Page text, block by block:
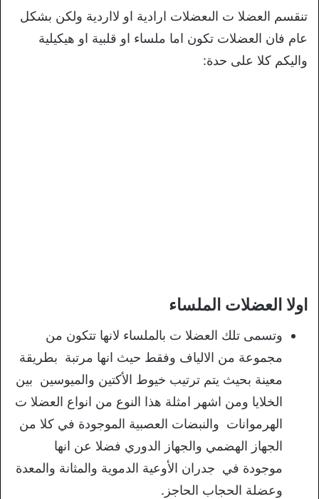
تنقسم العضلا ت الىعضلات ارادية او لااردية ولكن بشكل
عام فان العضلات تكون اما ملساء او قلبية او هيكيلية
واليكم كلا على حدة:
اولا العضلات الملساء
وتسمى تلك العضلا ت بالملساء لانها تتكون من
مجموعة من الالياف وفقط حيث انها مرتبة بطريقة
معينة بحيث يتم ترتيب خيوط الأكتين والميوسين بين
الخلايا ومن اشهر امثلة هذا النوع من انواع العضلا ت
الهرموانات والنبضات العصبية الموجودة في كلا من
الجهاز الهضمي والجهاز الدوري فضلا عن انها
موجودة في جدران الأوعية الدموية والمثانة والمعدة
وعضلة الحجاب الحاجز.